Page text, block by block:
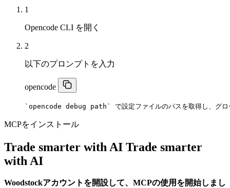
1
Opencode CLI を開く
2
以下のプロンプトを入力
opencode
`opencode debug path` で設定ファイルのパスを取得し
MCPをインストール
Trade smarter with AI Trade smarter
with AI
Woodstockアカウントを開設して、MCPの使用を開始しまし